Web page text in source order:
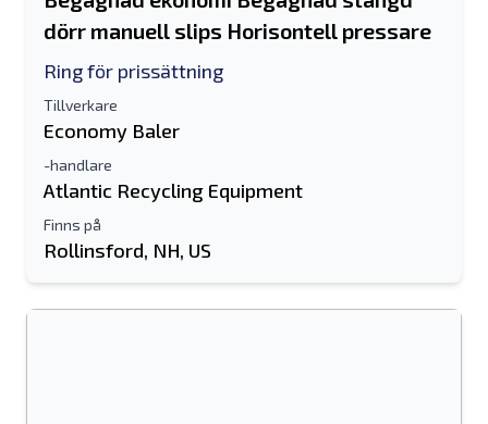
dörr manuell slips Horisontell pressare
Ring för prissättning
Tillverkare
Economy Baler
-handlare
Atlantic Recycling Equipment
Finns på
Rollinsford, NH, US